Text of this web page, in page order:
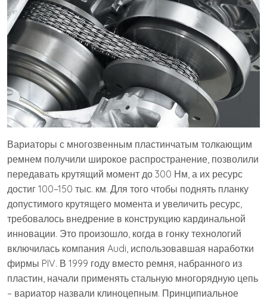
Вариаторы с многозвенным пластинчатым толкающим
ремнем получили широкое распространение, позволили
передавать крутящий момент до 300 Нм, а их ресурс
достиг 100–150 тыс. км. Для того чтобы поднять планку
допустимого крутящего момента и увеличить ресурс,
требовалось внедрение в конструкцию кардинальной
инновации. Это произошло, когда в гонку технологий
включилась компания Audi, использовавшая наработки
фирмы PIV. В 1999 году вместо ремня, набранного из
пластин, начали применять стальную многорядную цепь
– вариатор назвали клиноцепным. Принципиальное